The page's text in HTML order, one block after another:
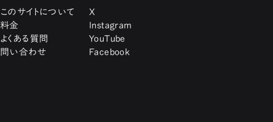
このサイトについて
料金
よくある質問
問い合わせ
X
Instagram
YouTube
Facebook